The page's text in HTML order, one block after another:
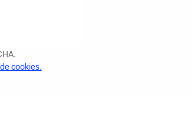
cookies.